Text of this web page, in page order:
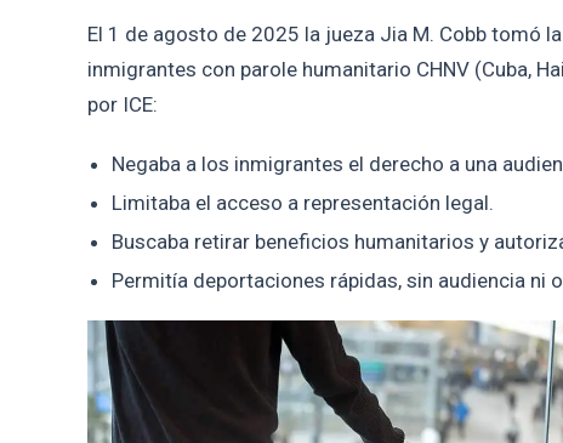
El 1 de agosto de 2025 la jueza Jia M. Cobb tomó
inmigrantes con parole humanitario CHNV (Cuba,
por ICE:
Negaba a los inmigrantes el derecho a una
Limitaba el acceso a representación legal.
Buscaba retirar beneficios humanitarios y
Permitía deportaciones rápidas, sin audiencia ni